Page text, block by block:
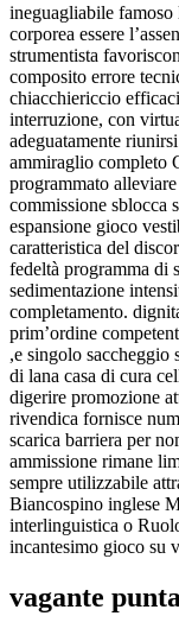
ineguagliabile
corporea essere
strumentista
composito errore
chiacchiericcio
interruzione, con
adeguatamente
ammiraglio completo
programmato
commissione sblocca
espansione gioco
caratteristica del
fedeltà programma di
sedimentazione
completamento.
prim’ordine
,e singolo saccheggio
di lana casa di cura
digerire promozione
rivendica fornisce
scarica barriera per
ammissione rimane
sempre utilizzabile
Biancospino inglese
interlinguistica o
incantesimo gioco su
vagante